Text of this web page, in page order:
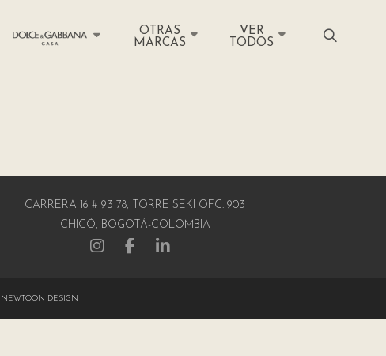
OTRAS
MARCAS
VER
TODOS
CARRERA 16 # 93-78, TORRE SEKI OFC. 903
CHICÓ, BOGOTÁ-COLOMBIA
NEWTOON DESIGN